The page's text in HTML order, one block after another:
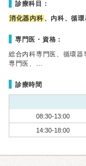
診療科目：
消化器内科 、内科、循
専門医・資格：
総合内科専門医、循環
専門医、…
診療時間
08:30-13:00
14:30-18:00